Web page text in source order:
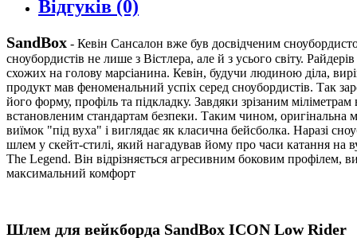
Відгуків (0)
SandBox - Кевін Сансалон вже був досвідченим
сноубордистів не лише з Вістлера, але й з усього світу.
схожих на голову марсіанина. Кевін, будучи людиною діла,
продукт мав феноменальний успіх серед сноубордистів. Так
його форму, профіль та підкладку. Завдяки зрізаним
встановленим стандартам безпеки. Таким чином,
виїмок "під вуха" і виглядає як класична бейсболка. Наразі
шлем у скейт-стилі, який нагадував йому про часи катання на
The Legend. Він відрізняється агресивним боковим профілем,
максимальний комфорт
Шлем для вейкборда SandBox ICON Low Rider